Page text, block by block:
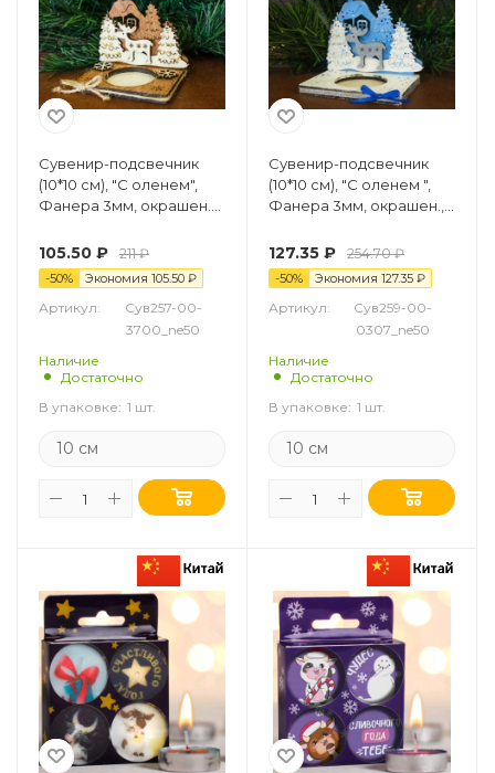
Сувенир-подсвечник
(10*10 см), "С оленем",
Фанера 3мм, окрашен.
1 шт.
105.50 ₽ 211₽
-50% Экономия 105.50 ₽
Артикул:
Сув257-00-
3700_ne50
Наличие
Достаточно
В упаковке: 1 шт.
10 см
Сувенир-подсвечник
(10*10 см), "С оленем ",
Фанера 3мм, окрашен.,
голубой, 1 шт.
127.35 ₽ 254.70₽
-50% Экономия 127.35 ₽
Артикул:
Сув259-00-
0307_ne50
Наличие
Достаточно
В упаковке: 1 шт.
10 см